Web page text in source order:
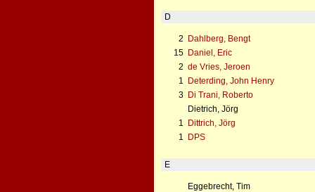
D
2
Dahlberg, Bengt
15 Daniel, Eric
2 de Vries, Jeroen
1
Deterding, John Henry
3 Di Trani, Roberto
Dietrich, Jörg
1
Dittrich, Jörg
1
DPS
E
Eggebrecht, Tim